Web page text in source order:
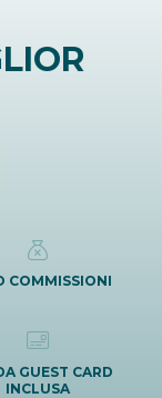
COMMISSIONI
GUEST CARD
INCLUSA